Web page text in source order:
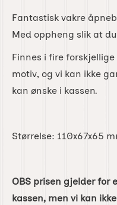
Fantastisk vakre
Med oppheng slik at
Finnes i fire
motiv, og vi kan ikke
kan ønske i kassen.
Størrelse: 110x67x65
OBS prisen gjelder for
kassen, men vi kan